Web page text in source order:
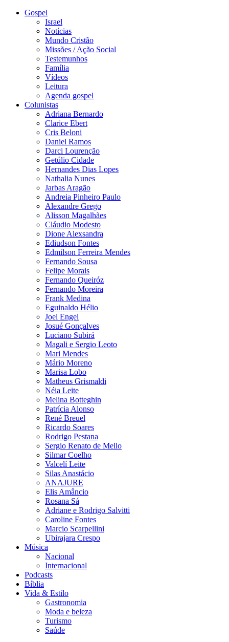
Gospel
Israel
Notícias
Mundo Cristão
Missões / Ação Social
Testemunhos
Família
Vídeos
Leitura
Agenda gospel
Colunistas
Adriana Bernardo
Clarice Ebert
Cris Beloni
Daniel Ramos
Darci Lourenção
Getúlio Cidade
Hernandes Dias Lopes
Nathalia Nunes
Jarbas Aragão
Andreia Pinheiro Paulo
Alexandre Grego
Alisson Magalhães
Cláudio Modesto
Dione Alexsandra
Ediudson Fontes
Edmilson Ferreira Mendes
Fernando Sousa
Felipe Morais
Fernando Queiróz
Fernando Moreira
Frank Medina
Eguinaldo Hélio
Joel Engel
Josué Gonçalves
Luciano Subirá
Magali e Sergio Leoto
Mari Mendes
Mário Moreno
Marisa Lobo
Matheus Grismaldi
Néia Leite
Melina Botteghin
Patrícia Alonso
René Breuel
Ricardo Soares
Rodrigo Pestana
Sergio Renato de Mello
Silmar Coelho
Valcelí Leite
Silas Anastácio
ANAJURE
Elis Amâncio
Rosana Sá
Adriane e Rodrigo Salvitti
Caroline Fontes
Marcio Scarpellini
Ubirajara Crespo
Música
Nacional
Internacional
Podcasts
Bíblia
Vida & Estilo
Gastronomia
Moda e beleza
Turismo
Saúde